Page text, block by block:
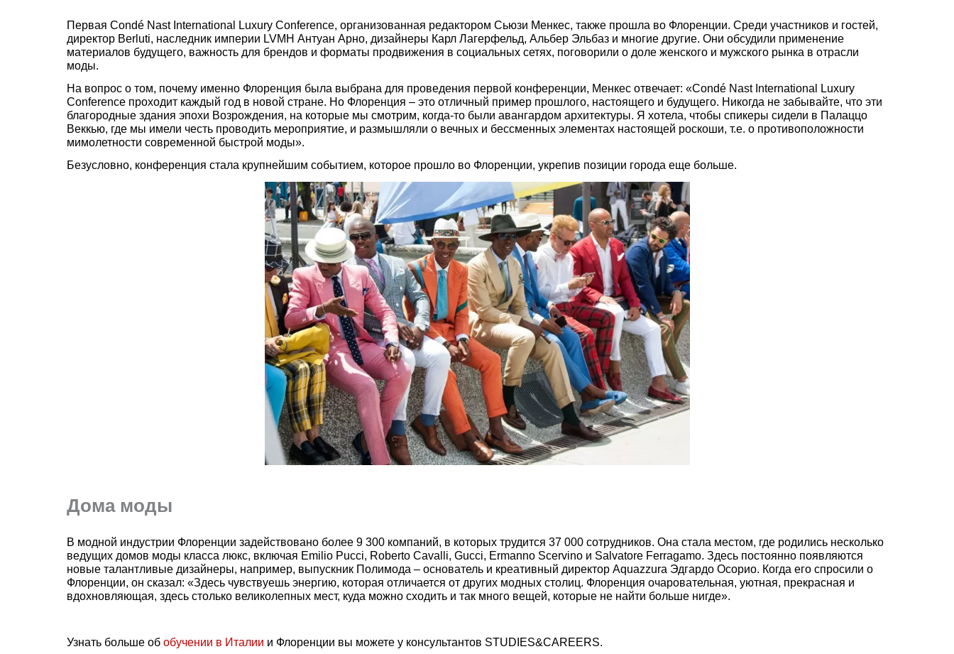
Первая Condé Nast International Luxury Conference, организованная редактором Сьюзи Менкес, также прошла во Флоренции. Среди участников и гостей,
директор Berluti, наследник империи LVMH Антуан Арно, дизайнеры Карл Лагерфельд, Альбер Эльбаз и многие другие. Они обсудили применение
материалов будущего, важность для брендов и форматы продвижения в социальных сетях, поговорили о доле женского и мужского рынка в отрасли
моды.
На вопрос о том, почему именно Флоренция была выбрана для проведения первой конференции, Менкес отвечает: «Condé Nast International Luxury
Conference проходит каждый год в новой стране. Но Флоренция – это отличный пример прошлого, настоящего и будущего. Никогда не забывайте, что эти
благородные здания эпохи Возрождения, на которые мы смотрим, когда-то были авангардом архитектуры. Я хотела, чтобы спикеры сидели в Палаццо
Веккью, где мы имели честь проводить мероприятие, и размышляли о вечных и бессменных элементах настоящей роскоши, т.е. о противоположности
мимолетности современной быстрой моды».
Безусловно, конференция стала крупнейшим событием, которое прошло во Флоренции, укрепив позиции города еще больше.
Дома моды
В модной индустрии Флоренции задействовано более 9 300 компаний, в которых трудится 37 000 сотрудников. Она стала местом, где родились несколько
ведущих домов моды класса люкс, включая Emilio Pucci, Roberto Cavalli, Gucci, Ermanno Scervino и Salvatore Ferragamo. Здесь постоянно появляются
новые талантливые дизайнеры, например, выпускник Полимода – основатель и креативный директор Aquazzura Эдгардо Осорио. Когда его спросили о
Флоренции, он сказал: «Здесь чувствуешь энергию, которая отличается от других модных столиц. Флоренция очаровательная, уютная, прекрасная и
вдохновляющая, здесь столько великолепных мест, куда можно сходить и так много вещей, которые не найти больше нигде».
Узнать больше об обучении в Италии и Флоренции вы можете у консультантов STUDIES&CAREERS.